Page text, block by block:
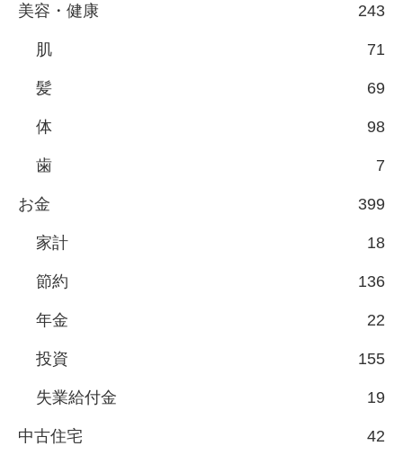
美容・健康 243
肌 71
髪 69
体 98
歯 7
お金 399
家計 18
節約 136
年金 22
投資 155
失業給付金 19
中古住宅 42